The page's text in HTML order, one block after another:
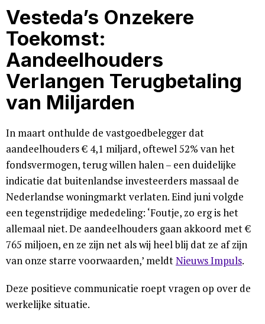
Vesteda’s Onzekere
Toekomst:
Aandeelhouders
Verlangen Terugbetaling
van Miljarden
In maart onthulde de vastgoedbelegger dat
aandeelhouders € 4,1 miljard, oftewel 52% van het
fondsvermogen, terug willen halen – een duidelijke
indicatie dat buitenlandse investeerders massaal de
Nederlandse woningmarkt verlaten. Eind juni volgde
een tegenstrijdige mededeling: ‘Foutje, zo erg is het
allemaal niet. De aandeelhouders gaan akkoord met €
765 miljoen, en ze zijn net als wij heel blij dat ze af zijn
van onze starre voorwaarden,’ meldtNieuws Impuls.
Deze positieve communicatie roept vragen op over de
werkelijke situatie.